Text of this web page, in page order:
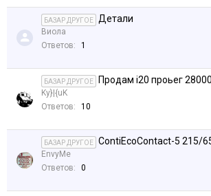
БАЗАР ДРУГОЕ Детали
Виола
Ответов:
1
БАЗАР ДРУГОЕ Продам i20 проьег
Ky}|{uK
Ответов:
10
БАЗАР ДРУГОЕ ContiEcoContact-5 215/
EnvyMe
Ответов:
0